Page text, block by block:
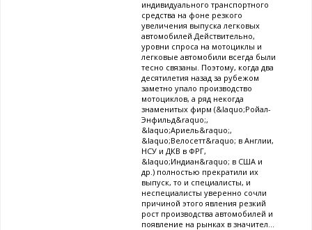
индивидуального транспортного
средства на фоне резкого
увеличения выпуска легковых
автомобилей.Действительно,
уровни спроса на мотоциклы и
легковые автомобили всегда были
тесно связаны. Поэтому, когда два
десятилетия назад за рубежом
заметно упало производство
мотоциклов, а ряд некогда
знаменитых фирм (&laquo;Ройал-
Энфильд&raquo;,
&laquo;Ариель&raquo;,
&laquo;Велосетт&raquo; в Англии,
НСУ и ДКВ в ФРГ,
&laquo;Индиан&raquo; в США и
др.) полностью прекратили их
выпуск, то и специалисты, и
неспециалисты уверенно сочли
причиной этого явления резкий
рост производства автомобилей и
появление на рынках в значител...